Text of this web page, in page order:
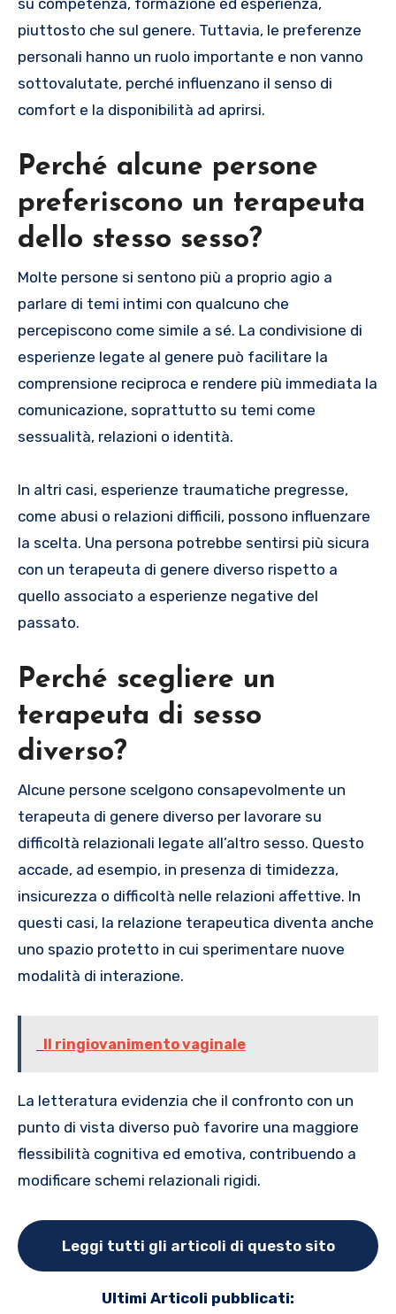
piuttosto che sul genere. Tuttavia, le preferenze
personali hanno un ruolo importante e non vanno
sottovalutate, perché influenzano il senso di
comfort e la disponibilità ad aprirsi.
Perché alcune persone
preferiscono un terapeuta
dello stesso sesso?
Molte persone si sentono più a proprio agio a
parlare di temi intimi con qualcuno che
percepiscono come simile a sé. La condivisione di
esperienze legate al genere può facilitare la
comprensione reciproca e rendere più immediata la
comunicazione, soprattutto su temi come
sessualità, relazioni o identità.
In altri casi, esperienze traumatiche pregresse,
come abusi o relazioni difficili, possono influenzare
la scelta. Una persona potrebbe sentirsi più sicura
con un terapeuta di genere diverso rispetto a
quello associato a esperienze negative del
passato.
Perché scegliere un
terapeuta di sesso
diverso?
Alcune persone scelgono consapevolmente un
terapeuta di genere diverso per lavorare su
difficoltà relazionali legate all’altro sesso. Questo
accade, ad esempio, in presenza di timidezza,
insicurezza o difficoltà nelle relazioni affettive. In
questi casi, la relazione terapeutica diventa anche
uno spazio protetto in cui sperimentare nuove
modalità di interazione.
Il ringiovanimento vaginale
La letteratura evidenzia che il confronto con un
punto di vista diverso può favorire una maggiore
flessibilità cognitiva ed emotiva, contribuendo a
modificare schemi relazionali rigidi.
Leggi tutti gli articoli di questo sito
Ultimi Articoli pubblicati: